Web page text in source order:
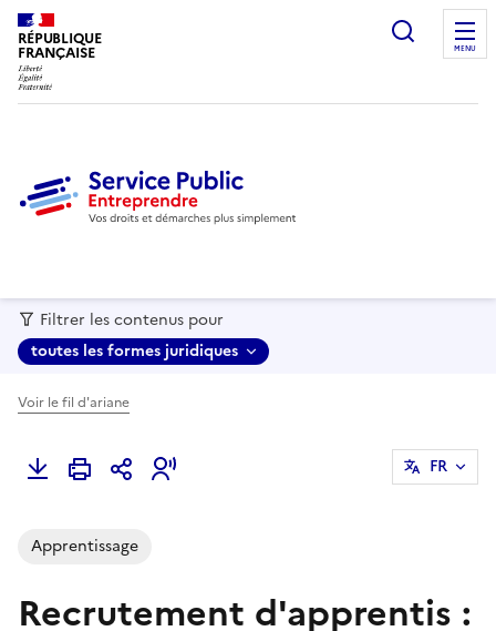
RÉPUBLIQUE
FRANÇAISE MENU
Filtrer les contenus pour
toutes les formes juridiques
Voir le fil d'ariane
FR
Apprentissage
Recrutement d'apprentis :